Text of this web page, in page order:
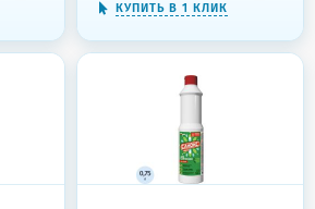
КУПИТЬ В 1 КЛИК